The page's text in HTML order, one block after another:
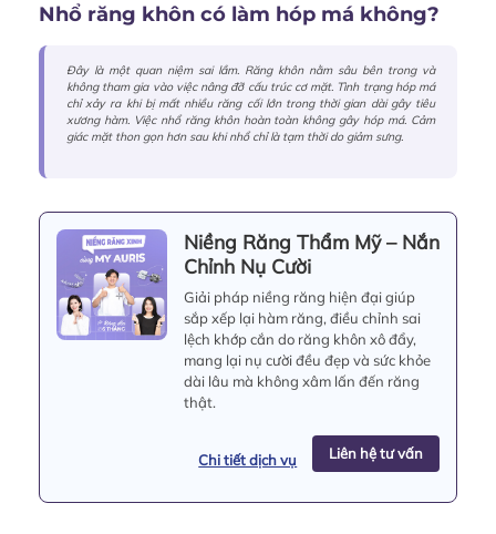
Nhổ răng khôn có làm hóp má không?
Đây là một quan niệm sai lầm. Răng khôn nằm sâu bên trong và
không tham gia vào việc nâng đỡ cấu trúc cơ mặt. Tình trạng hóp má
chỉ xảy ra khi bị mất nhiều răng cối lớn trong thời gian dài gây tiêu
xương hàm. Việc nhổ răng khôn hoàn toàn không gây hóp má. Cảm
giác mặt thon gọn hơn sau khi nhổ chỉ là tạm thời do giảm sưng.
Niềng Răng Thẩm Mỹ – Nắn
Chỉnh Nụ Cười
Giải pháp niềng răng hiện đại giúp
sắp xếp lại hàm răng, điều chỉnh sai
lệch khớp cắn do răng khôn xô đẩy,
mang lại nụ cười đều đẹp và sức khỏe
dài lâu mà không xâm lấn đến răng
thật.
Chi tiết dịch vụ Liên hệ tư vấn